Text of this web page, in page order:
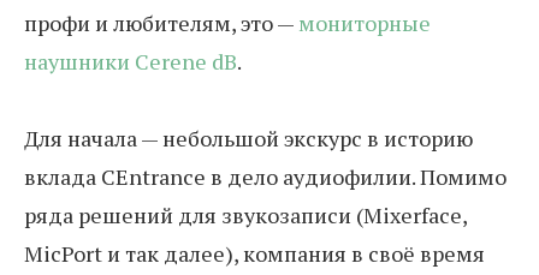
профи и любителям, это — мониторные
наушники Cerene dB.
Для начала — небольшой экскурс в историю
вклада CEntrance в дело аудиофилии. Помимо
ряда решений для звукозаписи (Mixerface,
MicPort и так далее), компания в своё время